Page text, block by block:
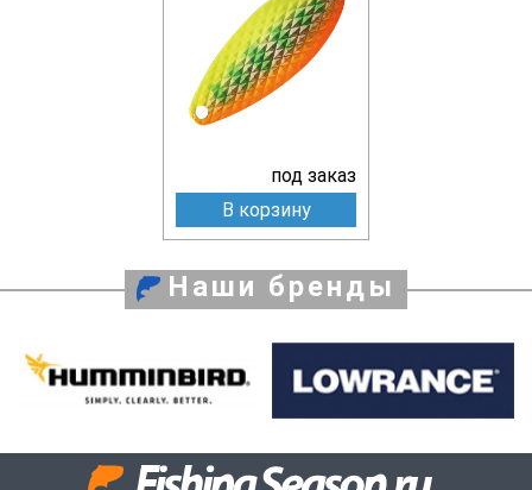
под заказ
В корзину
Наши бренды